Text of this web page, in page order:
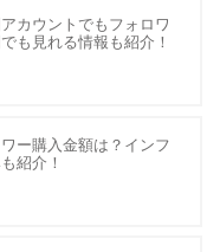
カウントでもフォロワ
も見れる情報も紹介！
ー購入金額は？インフ
紹介！